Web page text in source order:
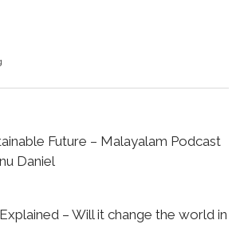
Future – Malayalam Podcast
Daniel
– Will it change the world in